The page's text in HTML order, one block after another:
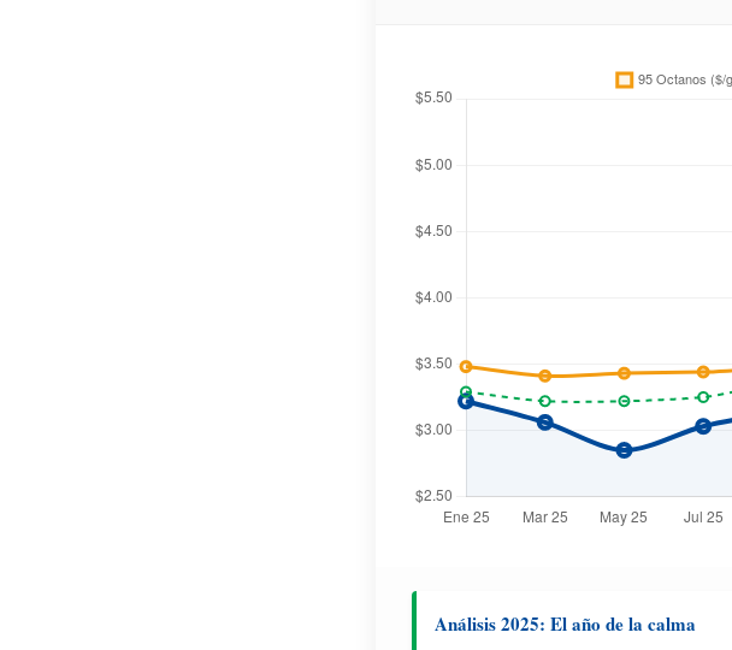
Análisis 2025: El año de la calma